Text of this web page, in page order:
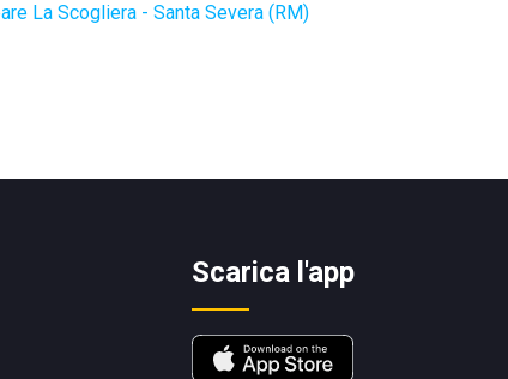
La Scogliera - Santa Severa (RM)
Scarica l'app